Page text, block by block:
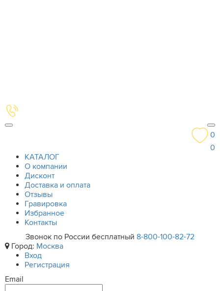
0
0
КАТАЛОГ
О компании
Дисконт
Доставка и оплата
Отзывы
Гравировка
Избранное
Контакты
Звонок по России бесплатный 8-800-100-82-72
Город: Москва
Вход
Регистрация
Email